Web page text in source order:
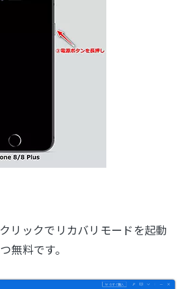
リックでリカバリモードを起動
無料です。